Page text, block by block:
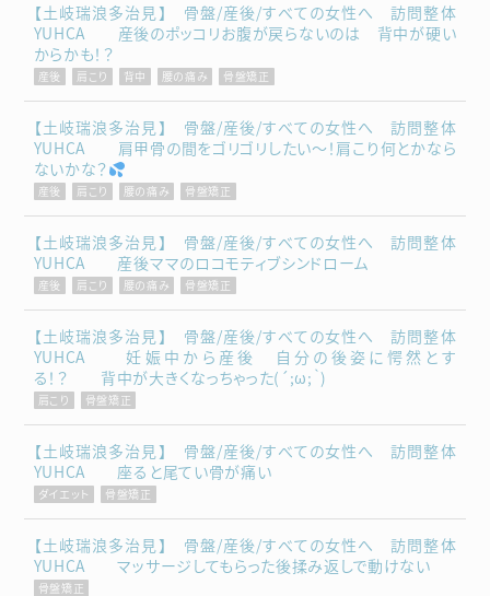
【土岐瑞浪多治見】 骨盤/産後/すべての女性へ 訪問整体
YUHCA 産後のポッコリお腹が戻らないのは 背中が硬い
からかも！？
産後 肩こり 背中 腰の痛み 骨盤矯正
【土岐瑞浪多治見】 骨盤/産後/すべての女性へ 訪問整体
YUHCA 肩甲骨の間をゴリゴリしたい～！肩こり何とかなら
ないかな？
産後 肩こり 腰の痛み 骨盤矯正
【土岐瑞浪多治見】 骨盤/産後/すべての女性へ 訪問整体
YUHCA 産後ママのロコモティブシンドローム
産後 肩こり 腰の痛み 骨盤矯正
【土岐瑞浪多治見】 骨盤/産後/すべての女性へ 訪問整体
YUHCA 妊娠中から産後 自分の後姿に愕然とす
る！？ 背中が大きくなっちゃった(´;ω;｀)
肩こり 骨盤矯正
【土岐瑞浪多治見】 骨盤/産後/すべての女性へ 訪問整体
YUHCA 座ると尾てい骨が痛い
ダイエット 骨盤矯正
【土岐瑞浪多治見】 骨盤/産後/すべての女性へ 訪問整体
YUHCA マッサージしてもらった後揉み返しで動けない
骨盤矯正